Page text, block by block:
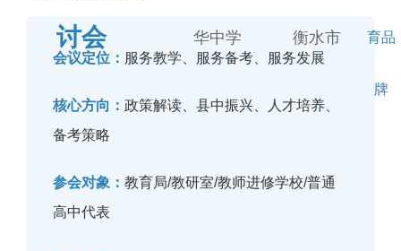
讨会
华中学 衡水市 育品
牌
会议定位： 服务教学、服务备考、服务发展
核心方向： 政策解读、县中振兴、人才培养、
备考策略
参会对象： 教育局/教研室/教师进修学校/普通
高中代表